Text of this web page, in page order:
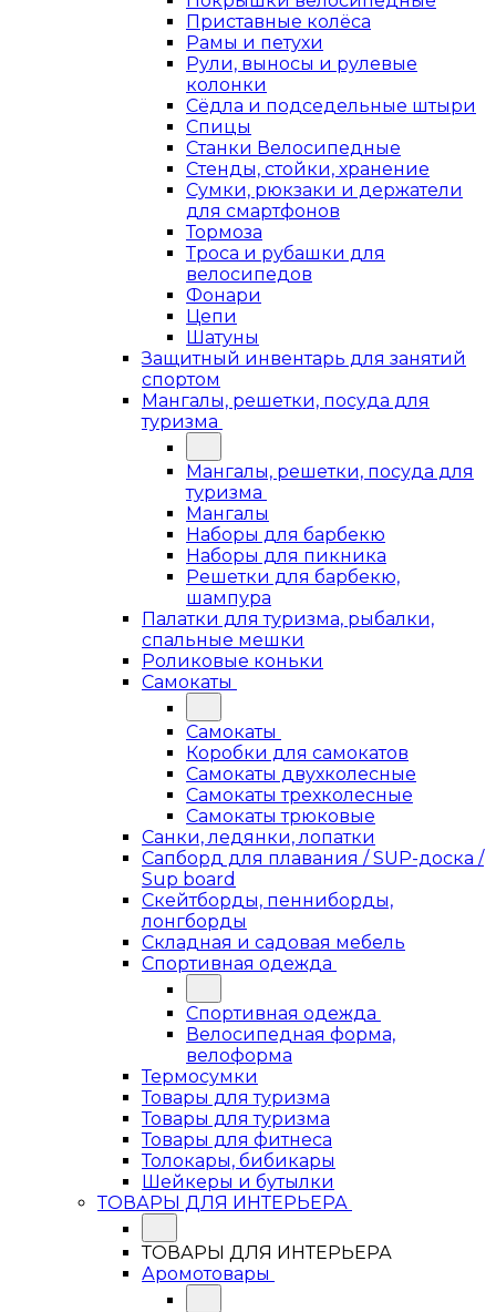
Приставные колёса
Рамы и петухи
Рули, выносы и рулевые
колонки
Сёдла и подседельные штыри
Спицы
Станки Велосипедные
Стенды, стойки, хранение
Сумки, рюкзаки и держатели
для смартфонов
Тормоза
Троса и рубашки для
велосипедов
Фонари
Цепи
Шатуны
Защитный инвентарь для занятий
спортом
Мангалы, решетки, посуда для
туризма
Мангалы, решетки, посуда для
туризма
Мангалы
Наборы для барбекю
Наборы для пикника
Решетки для барбекю,
шампура
Палатки для туризма, рыбалки,
спальные мешки
Роликовые коньки
Самокаты
Самокаты
Коробки для самокатов
Самокаты двухколесные
Самокаты трехколесные
Самокаты трюковые
Санки, ледянки, лопатки
Сапборд для плавания / SUP-доска /
Sup board
Скейтборды, пенниборды,
лонгборды
Складная и садовая мебель
Спортивная одежда
Спортивная одежда
Велосипедная форма,
велоформа
Термосумки
Товары для туризма
Товары для туризма
Товары для фитнеса
Толокары, бибикары
Шейкеры и бутылки
ТОВАРЫ ДЛЯ ИНТЕРЬЕРА
ТОВАРЫ ДЛЯ ИНТЕРЬЕРА
Аромотовары